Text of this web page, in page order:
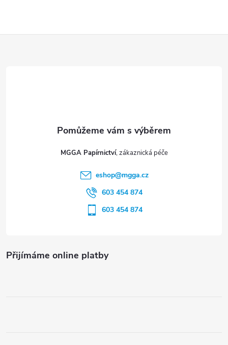
Přijímáme online platby
MGGA Papírnictví
eshop@mgga.cz
603 454 874
603 454 874